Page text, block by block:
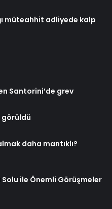
müteahhit adliyede kalp
Santorini’de grev
görüldü
daha mantıklı?
Solu ile Önemli Görüşmeler